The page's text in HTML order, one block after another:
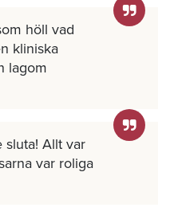
höll vad
kliniska
lagom
sluta! Allt var
var roliga